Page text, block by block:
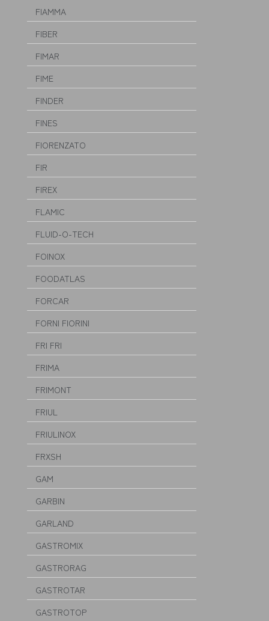
FIAMMA
FIBER
FIMAR
FIME
FINDER
FINES
FIORENZATO
FIR
FIREX
FLAMIC
FLUID-O-TECH
FOINOX
FOODATLAS
FORCAR
FORNI FIORINI
FRI FRI
FRIMA
FRIMONT
FRIUL
FRIULINOX
FRXSH
GAM
GARBIN
GARLAND
GASTROMIX
GASTRORAG
GASTROTAR
GASTROTOP